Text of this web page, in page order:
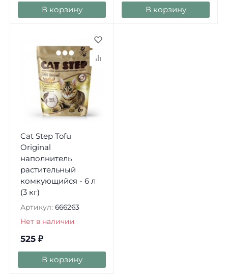
В корзину В корзину
Cat Step Tofu
Original
наполнитель
растительный
комкующийся - 6 л
(3 кг)
Артикул: 666263
Нет в наличии
525 ₽
В корзину